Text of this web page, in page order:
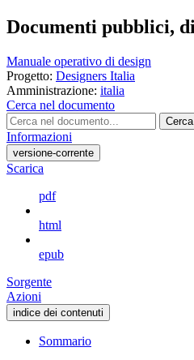
Documenti pubblici,
Manuale operativo di design
Progetto: Designers Italia
Amministrazione: italia
Cerca nel documento
Informazioni
versione-corrente
Scarica
pdf
html
epub
Sorgente
Azioni
indice dei contenuti
Sommario